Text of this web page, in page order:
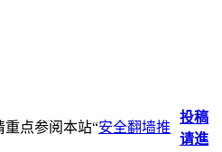
重点参阅本站“安全翻墙推
投稿
请進